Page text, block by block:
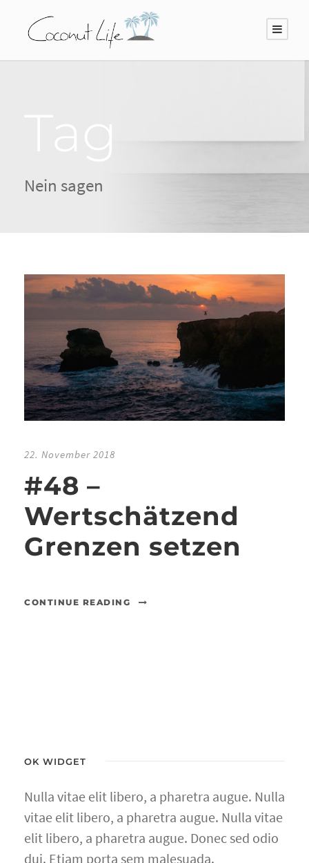
Nein sagen
22. November 2018
#48 –
Wertschätzend
Grenzen setzen
CONTINUE READING
OK WIDGET
Nulla vitae elit libero, a pharetra augue. Nulla
vitae elit libero, a pharetra augue. Nulla vitae
elit libero, a pharetra augue. Donec sed odio
dui. Etiam porta sem malesuada.